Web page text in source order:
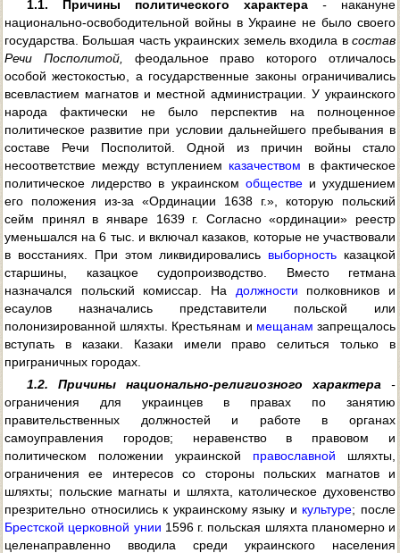
1.1. Причины политического характера - накануне
национально-освободительной войны в Украине не было своего
государства. Большая часть украинских земель входила в состав
Речи Посполитой,
феодальное право которого отличалось
особой жестокостью, а государственные законы ограничивались
всевластием магнатов и местной администрации. У украинского
народа фактически не было перспектив на полноценное
политическое развитие при условии дальнейшего пребывания в
составе Речи Посполитой. Одной из причин войны стало
несоответствие между вступлением казачеством в фактическое
политическое лидерство в украинском обществеи ухудшением
его положения из-за «Ординации 1638 г.», которую польский
сейм принял в январе 1639 г. Согласно «ординации» реестр
уменьшался на 6 тыс. и включал казаков, которые не участвовали
в восстаниях. При этом ликвидировались выборность казацкой
старшины, казацкое судопроизводство. Вместо гетмана
назначался польский комиссар. На должности полковников и
есаулов назначались представители польской или
полонизированной шляхты. Крестьянам и мещанам запрещалось
вступать в казаки. Казаки имели право селиться только в
приграничных городах.
1.2. Причины национально-религиозного характера -
ограничения для украинцев в правах по занятию
правительственных должностей и работе в органах
самоуправления городов; неравенство в правовом и
политическом положении украинской православной шляхты,
ограничения ее интересов со стороны польских магнатов и
шляхты; польские магнаты и шляхта, католическое духовенство
презрительно относились к украинскому языку и культуре; после
Брестской церковной унии 1596 г. польская шляхта планомерно и
целенаправленно вводила среди украинского населения